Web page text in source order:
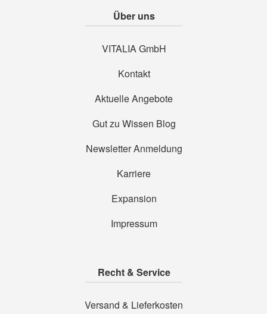
Über uns
VITALIA GmbH
Kontakt
Aktuelle Angebote
Gut zu Wissen Blog
Newsletter Anmeldung
Karriere
Expansion
Impressum
Recht & Service
Versand & Lieferkosten